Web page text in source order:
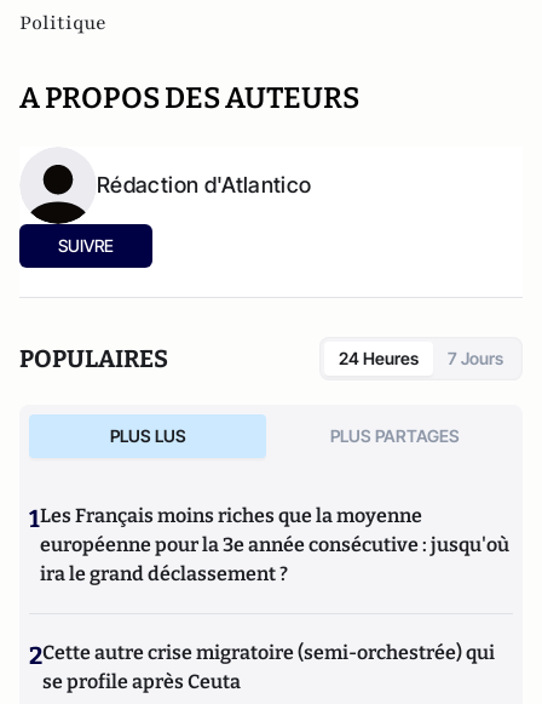
Politique
A PROPOS DES AUTEURS
Rédaction d'Atlantico
SUIVRE
POPULAIRES 24 Heures 7 Jours
PLUS LUS PLUS PARTAGES
1Les Français moins riches que la moyenne
européenne pour la 3e année consécutive : jusqu'où
ira le grand déclassement ?
2Cette autre crise migratoire (semi-orchestrée) qui
se profile après Ceuta